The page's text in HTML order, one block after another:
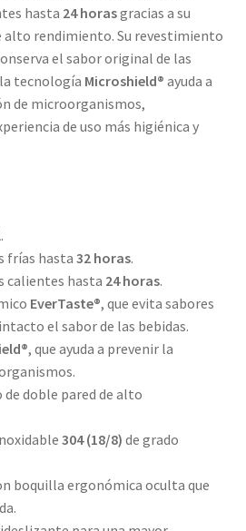
hasta 24 horasgracias a su
alto rendimiento. Su revestimiento
el sabor original de las
tecnología Microshield® ayuda a
de microorganismos,
de uso más higiénica y
.
frías hasta 32 horas.
calientes hasta 24 horas.
EverTaste®, que evita sabores
el sabor de las bebidas.
, que ayuda a prevenir la
doble pared de alto
304 (18/8) de grado
boquilla ergonómica oculta que